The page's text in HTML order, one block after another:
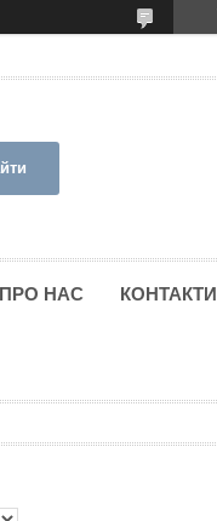
ПРО НАС КОНТАКТИ